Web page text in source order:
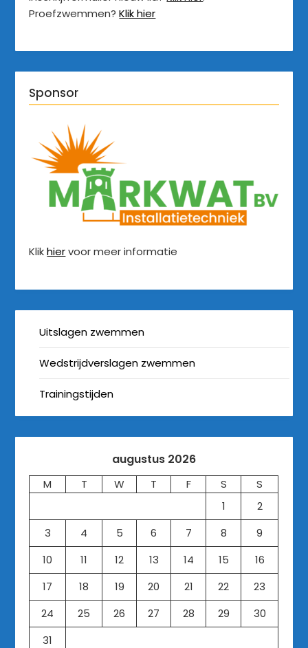
Proefzwemmen?Klik hier
Sponsor
Klikhiervoor meer informatie
Uitslagen zwemmen
Wedstrijdverslagen zwemmen
Trainingstijden
augustus 2026
M T W T F S
S
1
2
3
4 5 6 7 8
9
10
11 12 13 14 15
16
17
18 19 20 21 22
23
24
25 26 27 28 29
30
31